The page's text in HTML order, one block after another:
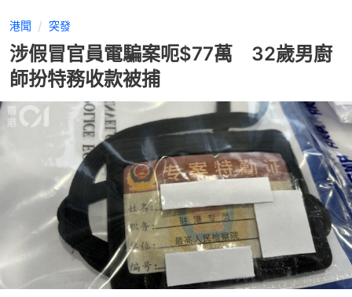
港聞 突發
涉假冒官員電騙案呃$77萬 32歲男廚
師扮特務收款被捕